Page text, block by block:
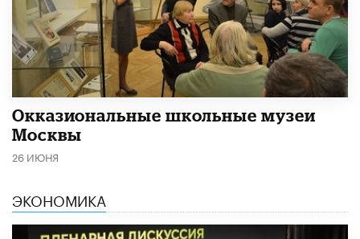
​Окказиональные школьные музеи
Москвы
26 ИЮНЯ
ЭКОНОМИКА